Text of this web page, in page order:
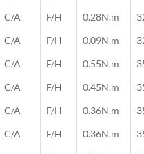
C/A F/H 0.28N.m
C/A F/H 0.09N.m
C/A F/H 0.55N.m
C/A F/H 0.45N.m
C/A F/H 0.36N.m
C/A F/H 0.36N.m